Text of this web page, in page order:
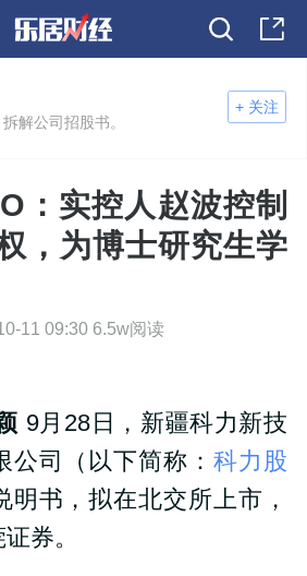
+ 关注
解公司招股书。
：实控人赵波控制
，为博士研究生学
11 09:30 6.5w阅读
9月28日，新疆科力新技
公司（以下简称：科力股
明书，拟在北交所上市，
券。